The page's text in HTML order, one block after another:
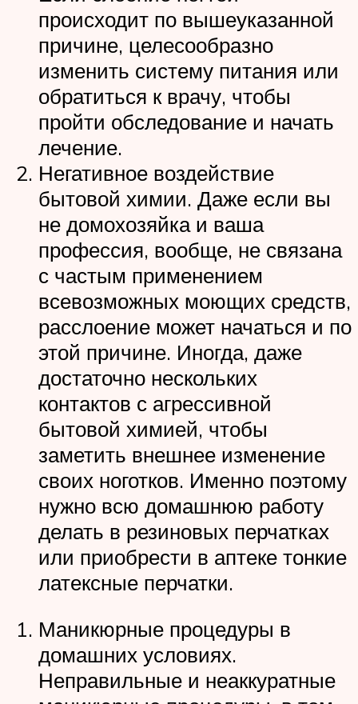
происходит по вышеуказанной
причине, целесообразно
изменить систему питания или
обратиться к врачу, чтобы
пройти обследование и начать
лечение.
Негативное воздействие
бытовой химии. Даже если вы
не домохозяйка и ваша
профессия, вообще, не связана
с частым применением
всевозможных моющих средств,
расслоение может начаться и по
этой причине. Иногда, даже
достаточно нескольких
контактов с агрессивной
бытовой химией, чтобы
заметить внешнее изменение
своих ноготков. Именно поэтому
нужно всю домашнюю работу
делать в резиновых перчатках
или приобрести в аптеке тонкие
латексные перчатки.
Маникюрные процедуры в
домашних условиях.
Неправильные и неаккуратные